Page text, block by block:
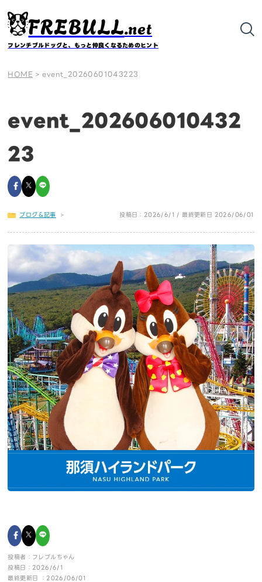
FREBULL.net
フレンチブルドッグと、もっと仲良くなるためのヒント
HOME > event_20260601043223
event_202606010432
23
ブログ＆記事 > 投稿日：2026/6/1 / 最終更新日 2026/06/01
投稿者：フレブルちゃん
投稿日：2026/6/1
最終更新日 ：2026/06/01